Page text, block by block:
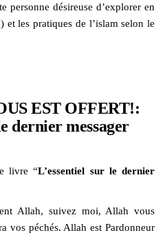
personne désireuse d’explorer en
et les pratiques de l’islam selon le
ESTOFFERT!:
dernier messager
livre “L’essentiel sur le dernier
Allah, suivez moi, Allah vous
vos péchés. Allah est Pardonneur